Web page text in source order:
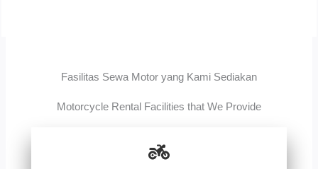
Fasilitas Sewa Motor yang Kami Sediakan
Motorcycle Rental Facilities that We Provide